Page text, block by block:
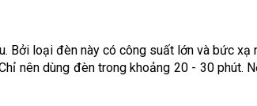
Bởi loại đèn này có công suất lớn và bức xạ
nên dùng đèn trong khoảng 20 - 30 phút.